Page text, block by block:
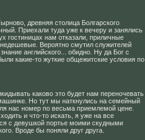
древняя столица Болгарского
Приехали туда уже к вечеру и занялись
гостиницах нам отказали, приличные
Вероятно смутил служителей
английского... обидно. Ну да Бог с
какие-то жуткие общежитские условия по
каково это будет нам переночевать
Но тут мы наткнулись на семейный
нас номер по весьма приемлемой цене.
и что-то искать, я уже на все
с девушкой портье моими скудными
Вроде бы поняли друг друга.